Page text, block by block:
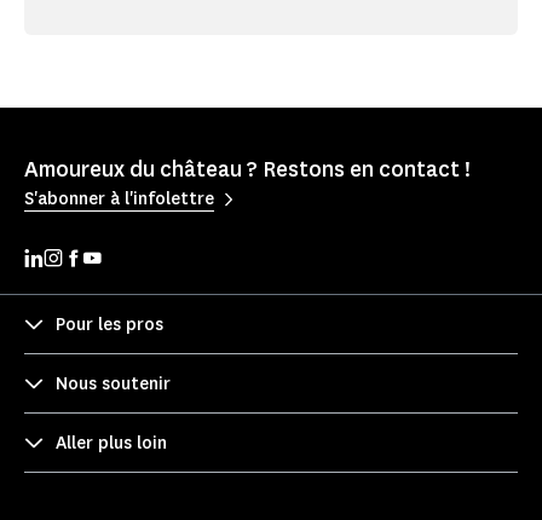
Amoureux du château ? Restons en contact !
S'abonner à l'infolettre
Pour les pros
Nous soutenir
Aller plus loin